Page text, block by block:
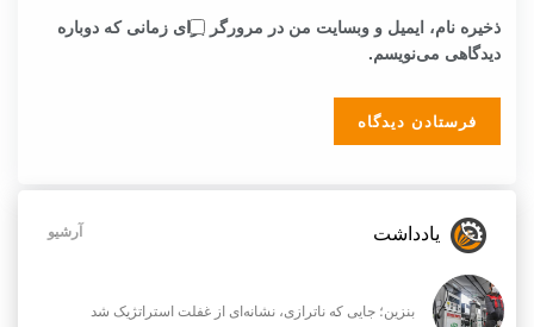
ذخیره نام، ایمیل و وبسایت من در مرورگر برای زمانی که دوباره
دیدگاهی می‌نویسم.
یادداشت آرشیو
بنزین؛ جایی که ناترازی، نشانه‌ای از غفلت استراتژیک شد